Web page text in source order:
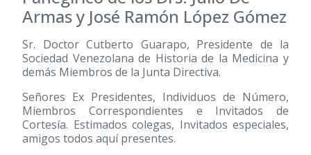
Armas y José Ramón López Gómez
Sr. Doctor Cutberto Guarapo, Presidente de la
Sociedad Venezolana de Historia de la Medicina y
demás Miembros de la Junta Directiva.
Señores Ex Presidentes, Individuos de Número,
Miembros Correspondientes e Invitados de
Cortesía. Estimados colegas, Invitados especiales,
amigos todos aquí presentes.